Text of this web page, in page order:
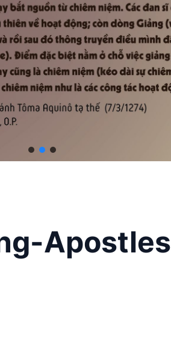
Apostles